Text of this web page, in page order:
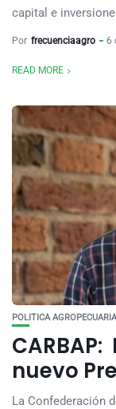
capital e
Por frecuenciaagro 6
READ MORE
POLITICA AGROPECUARIA
nuevo
La Confederación